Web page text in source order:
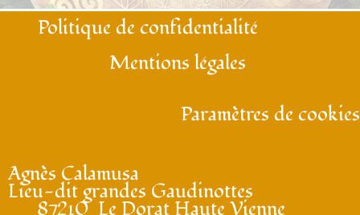
Politique de confidentialité
Mentions légales
Paramètres de cookies
Agnès Calamusa
Lieu-dit grandes Gaudinottes
87210 Le Dorat Haute Vienne